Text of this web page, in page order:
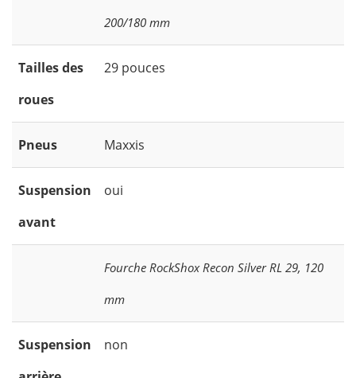
200/180 mm
Tailles des
roues
29 pouces
Pneus Maxxis
Suspension
avant
oui
Fourche RockShox Recon Silver RL 29, 120
mm
Suspension
non